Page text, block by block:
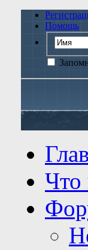
Помощь
Что